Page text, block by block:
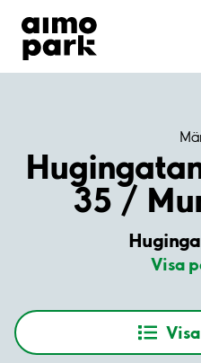
Hitta parkering
Samarbete
Kundservice
35 /
Visa